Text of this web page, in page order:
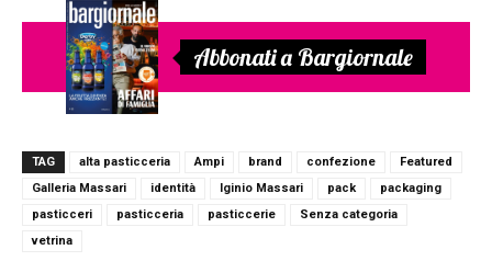
Abbonati a Bargiornale
TAG alta pasticceria Ampi brand confezione
Featured
Galleria Massari
identità Iginio Massari pack
packaging
pasticceri
pasticceria pasticcerie
Senza categoria
vetrina